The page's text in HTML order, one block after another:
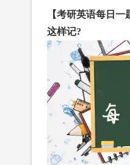
【考研英语每日
这样记?